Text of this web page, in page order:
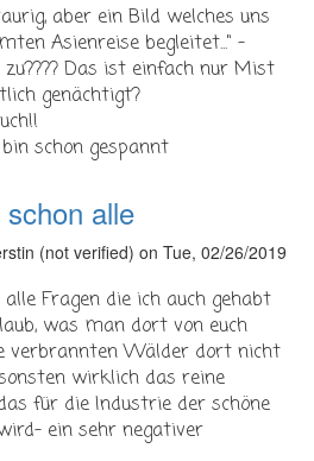
aber ein Bild welches uns
Asienreise begleitet..." -
Das ist einfach nur Mist
genächtigt?
schon gespannt
alle
(not verified) on Tue, 02/26/2019
Fragen die ich auch gehabt
was man dort von euch
verbrannten Wälder dort nicht
wirklich das reine
für die Industrie der schöne
ein sehr negativer